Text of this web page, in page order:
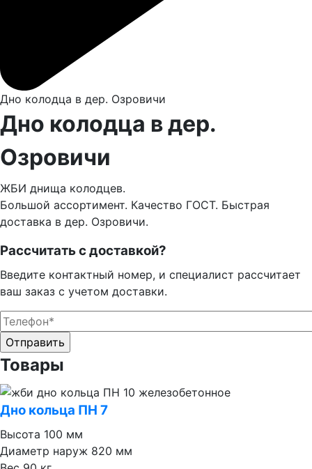
Дно колодца в дер. Озровичи
Дно колодца в дер.
Озровичи
ЖБИ днища колодцев.
Большой ассортимент. Качество ГОСТ. Быстрая
доставка в дер. Озровичи.
Рассчитать с доставкой?
Введите контактный номер, и специалист рассчитает
ваш заказ с учетом доставки.
Товары
Дно кольца ПН 7
Высота 100 мм
Диаметр наруж 820 мм